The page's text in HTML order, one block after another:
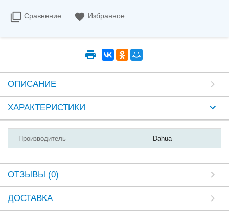
Сравнение Избранное
ОПИСАНИЕ
ХАРАКТЕРИСТИКИ
Производитель Dahua
ОТЗЫВЫ (0)
ДОСТАВКА